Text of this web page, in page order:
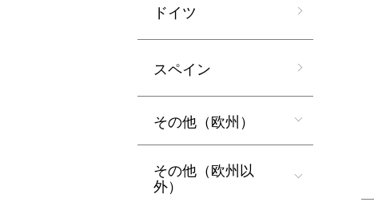
ドイツ
スペイン
その他（欧州）
その他（欧州以
外）